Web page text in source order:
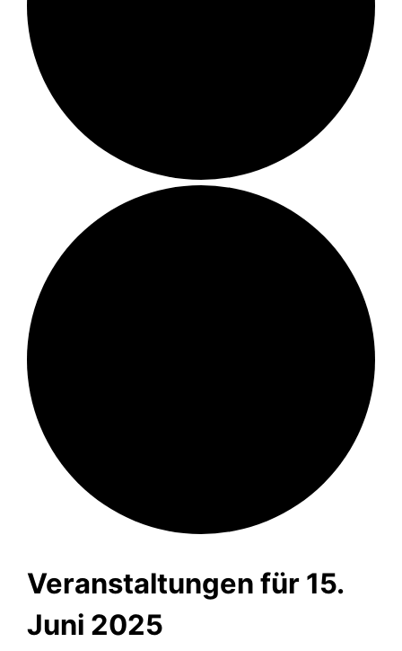
Veranstaltungen für 15.
Juni 2025